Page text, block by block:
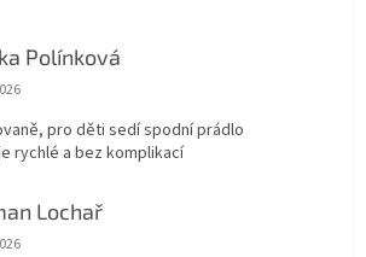
Polínková
obchodu je 5 z 5 hvězdiček.
pro děti sedí spodní prádlo
rychlé a bez komplikací
Lochař
obchodu je 5 z 5 hvězdiček.